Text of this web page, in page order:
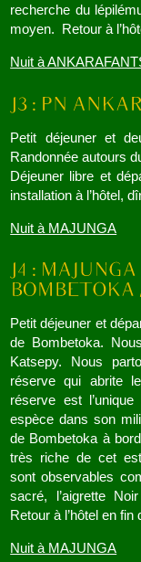
recherche du
moyen. Retour à
Nuit à
Petit déjeuner et
Randonnée autours
Déjeuner libre et
installation à l’hôtel,
Nuit à MAJUNGA
Petit déjeuner et
de Bombetoka.
Katsepy. Nous
réserve qui abrite
réserve est
espèce dans son
de Bombetoka à
très riche de cet
sont observables
sacré, l’aigrette
Retour à l’hôtel en fin
Nuit à MAJUNGA